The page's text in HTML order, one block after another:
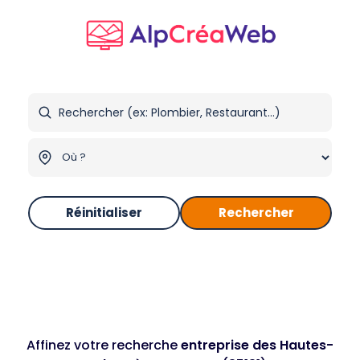
Réinitialiser Rechercher
Affinez votre rechercheentreprise des Hautes-